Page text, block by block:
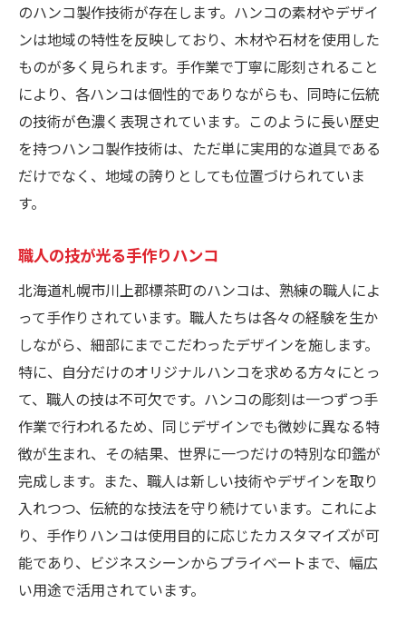
のハンコ製作技術が存在します。ハンコの素材やデザイ
ンは地域の特性を反映しており、木材や石材を使用した
ものが多く見られます。手作業で丁寧に彫刻されること
により、各ハンコは個性的でありながらも、同時に伝統
の技術が色濃く表現されています。このように長い歴史
を持つハンコ製作技術は、ただ単に実用的な道具である
だけでなく、地域の誇りとしても位置づけられていま
す。
職人の技が光る手作りハンコ
北海道札幌市川上郡標茶町のハンコは、熟練の職人によ
って手作りされています。職人たちは各々の経験を生か
しながら、細部にまでこだわったデザインを施します。
特に、自分だけのオリジナルハンコを求める方々にとっ
て、職人の技は不可欠です。ハンコの彫刻は一つずつ手
作業で行われるため、同じデザインでも微妙に異なる特
徴が生まれ、その結果、世界に一つだけの特別な印鑑が
完成します。また、職人は新しい技術やデザインを取り
入れつつ、伝統的な技法を守り続けています。これによ
り、手作りハンコは使用目的に応じたカスタマイズが可
能であり、ビジネスシーンからプライベートまで、幅広
い用途で活用されています。